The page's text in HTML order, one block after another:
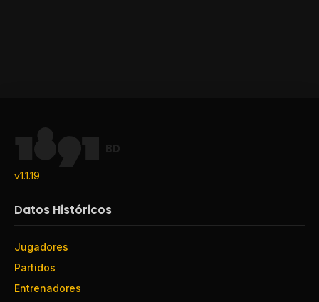
BD
v1.1.19
Datos Históricos
Jugadores
Partidos
Entrenadores